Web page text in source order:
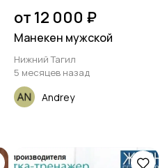
от 12 000 ₽
Манекен мужской
Нижний Тагил
5 месяцев назад
Andrey